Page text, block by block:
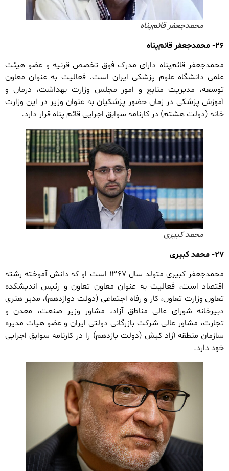
محمدجعفر قائم‌پناه
۲۶- محمدجعفر قائم‌پناه
محمدجعفر قائم‌پناه دارای مدرک فوق تخصص قرنیه و عضو هیئت
علمی دانشگاه علوم پزشکی ایران است. فعالیت به عنوان معاون
توسعه، مدیریت منابع و امور مجلس وزارت بهداشت، درمان و
آموزش پزشکی در زمان حضور پزشکیان به عنوان وزیر در این وزارت
خانه (دولت هشتم) در کارنامه سوابق اجرایی قائم پناه قرار دارد.
محمد کبیری
۲۷- محمد کبیری
محمدجعفر کبیری متولد سال ۱۳۶۷ است او که دانش آموخته رشته
اقتصاد است، فعالیت به عنوان معاون تعاون و رئیس اندیشکده
تعاون وزارت تعاون، کار و رفاه اجتماعی (دولت دوازدهم)، مدیر هنری
دبیرخانه شورای عالی مناطق آزاد، مشاور وزیر صنعت، معدن و
تجارت، مشاور عالی شرکت بازرگانی دولتی ایران و عضو هیات مدیره
سازمان منطقه آزاد کیش (دولت یازدهم) را در کارنامه سوابق اجرایی
خود دارد.